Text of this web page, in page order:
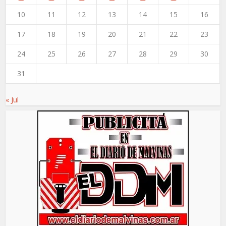
10 11 12 13 14 15 16
17 18 19 20 21 22 23
24 25 26 27 28 29 30
31
« Jul